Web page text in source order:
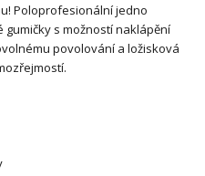
Poloprofesionální jedno
s možností naklápění
povolování a ložisková